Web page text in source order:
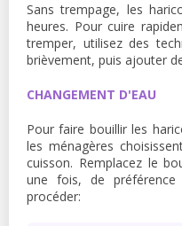
Sans trempage, les
heures. Pour cuire
tremper, utilisez des
brièvement, puis ajouter
CHANGEMENT D'EAU
Pour faire bouillir les
les ménagères
cuisson. Remplacez le
une fois, de
procéder: